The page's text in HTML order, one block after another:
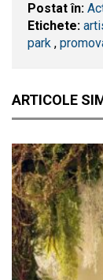
Postat în:
Etichete:
park ,
ARTICOLE